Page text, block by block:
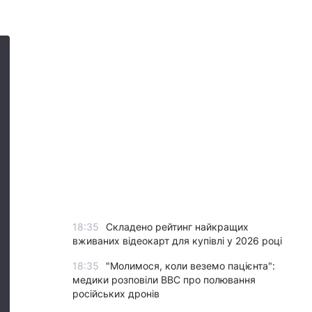
18:35
Складено рейтинг найкращих
вживаних відеокарт для купівлі у 2026 році
18:35
"Молимося, коли веземо пацієнта":
медики розповіли BBC про полювання
російських дронів